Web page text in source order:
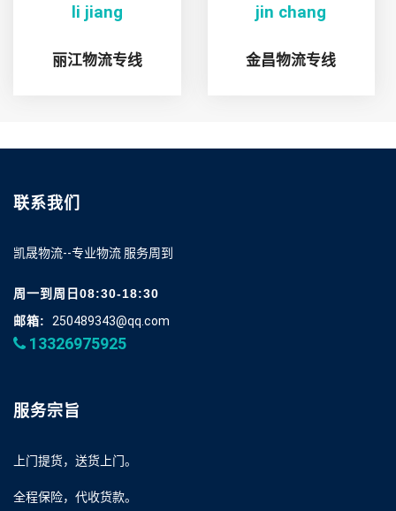
li jiang
丽江物流专线
jin chang
金昌物流专线
联系我们
凯晟物流--专业物流 服务周到
周一到周日08:30-18:30
邮箱:
250489343@qq.com
13326975925
服务宗旨
上门提货，送货上门。
全程保险，代收货款。